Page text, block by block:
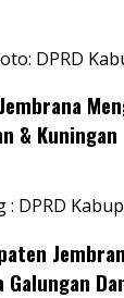
DPRD
& Kuningan
: DPRD
Galungan